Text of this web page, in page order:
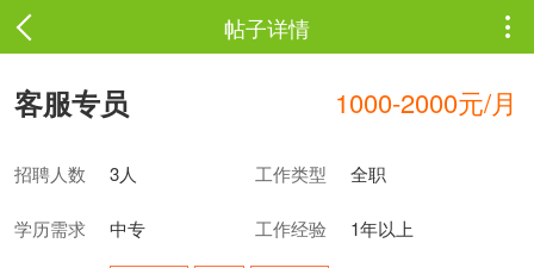
帖子详情 
客服专员 1000-2000元/月
招聘人数 3人 工作类型 全职
学历需求 中专 工作经验 1年以上